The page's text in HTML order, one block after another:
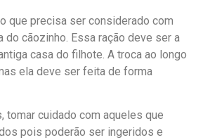
que precisa ser considerado com
do cãozinho. Essa ração deve ser a
casa do filhote. A troca ao longo
ela deve ser feita de forma
tomar cuidado com aqueles que
pois poderão ser ingeridos e